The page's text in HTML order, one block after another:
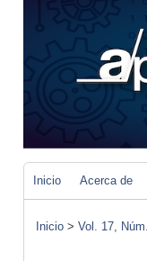
Inicio Acerca de
Inicio > Vol. 17,